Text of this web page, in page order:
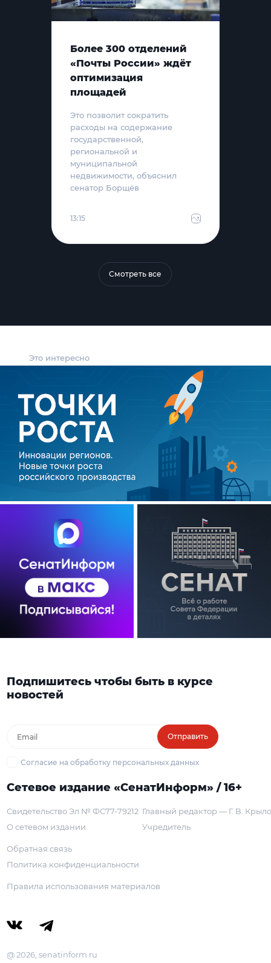
Это интересно
Более 300 отделений
«Почты России» ждёт
оптимизация
площадей
Это позволит сократить
расходы на содержание
государственной,
региональной и
муниципальной
недвижимости, объяснил
сенатор Борщёв
13:15
Смотреть все
Подпишитесь чтобы быть в курсе
новостей
Отправить
Согласие на обработку персональных данных
Сетевое издание «СенатИнформ» / 16+
Свидетельство Эл № ФС77-79212
О сетевом издании
Главный редактор — Г. В.
Учредитель
Обратная связь
Политика конфиденциальности
Правила использования материалов
@ 2026, senatinform.ru